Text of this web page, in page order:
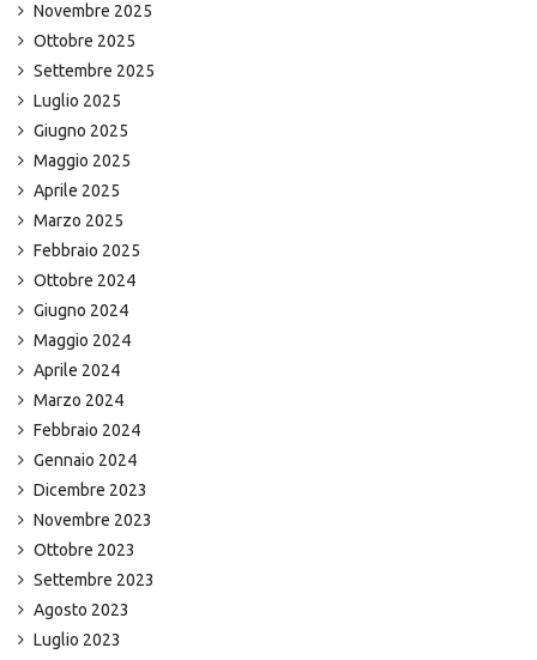
Novembre 2025
Ottobre 2025
Settembre 2025
Luglio 2025
Giugno 2025
Maggio 2025
Aprile 2025
Marzo 2025
Febbraio 2025
Ottobre 2024
Giugno 2024
Maggio 2024
Aprile 2024
Marzo 2024
Febbraio 2024
Gennaio 2024
Dicembre 2023
Novembre 2023
Ottobre 2023
Settembre 2023
Agosto 2023
Luglio 2023